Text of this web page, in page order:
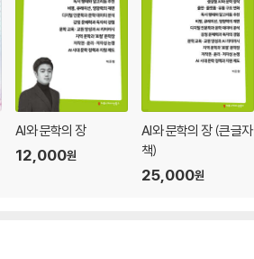
AI와 문학의 장
12,000원
AI와 문학의 장 (큰글자
책)
25,000원